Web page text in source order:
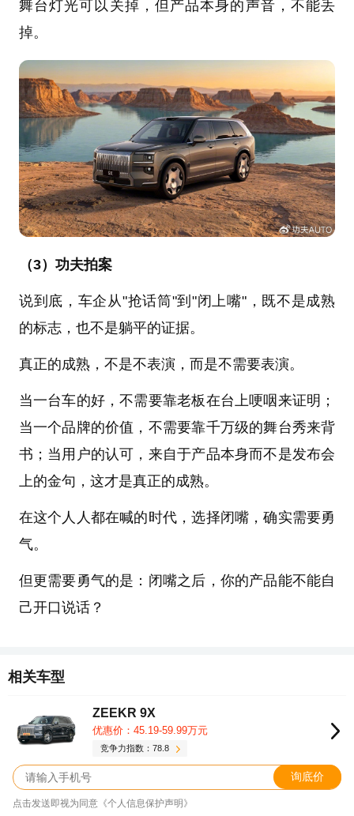
舞台灯光可以关掉，但产品本身的声音，不能丢
掉。
（3）功夫拍案
说到底，车企从"抢话筒"到"闭上嘴"，既不是成熟
的标志，也不是躺平的证据。
真正的成熟，不是不表演，而是不需要表演。
当一台车的好，不需要靠老板在台上哽咽来证明；
当一个品牌的价值，不需要靠千万级的舞台秀来背
书；当用户的认可，来自于产品本身而不是发布会
上的金句，这才是真正的成熟。
在这个人人都在喊的时代，选择闭嘴，确实需要勇
气。
但更需要勇气的是：闭嘴之后，你的产品能不能自
己开口说话？
相关车型
ZEEKR 9X
优惠价：45.19-59.99万元
竞争力指数：78.8
询底价
点击发送即视为同意《个人信息保护声明》